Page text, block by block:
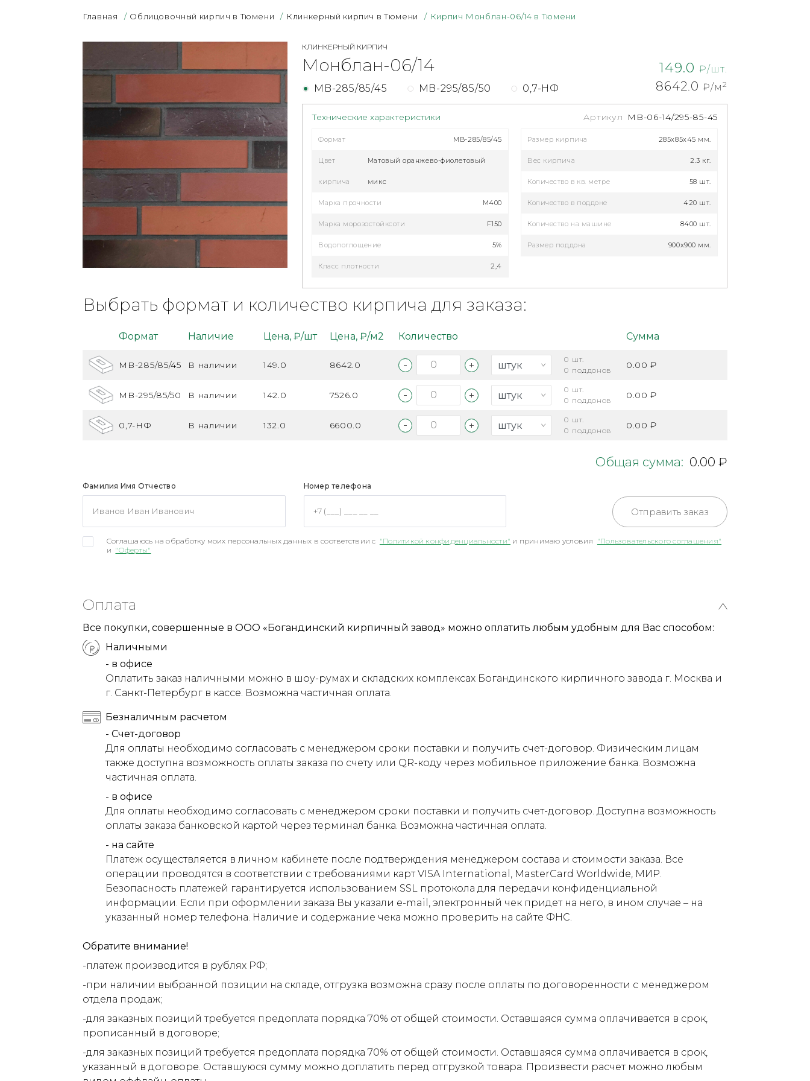
Главная / Облицовочный кирпич в Тюмени / Клинкерный кирпич в Тюмени / Кирпич Монблан-06/14 в Тюмени
КЛИНКЕРНЫЙ КИРПИЧ
Монблан-06/14 149.0 ₽/шт.
8642.0 ₽/м 2
MB-285/85/45 MB-295/85/50 0,7-НФ
Технические характеристики Артикул MB-06-14/295-85-45
Формат MB-285/85/45
Цвет
кирпича
Матовый оранжево-фиолетовый
микс
Марка прочности M400
Марка морозостойксоти F150
Водопоглощение 5%
Класс плотности 2,4
Размер кирпича 285x85x45 мм.
Вес кирпича 2.3 кг.
Количество в кв. метре 58 шт.
Количество в поддоне 420 шт.
Количество на машине 8400 шт.
Размер поддона 900x900 мм.
Выбрать формат и количество кирпича для заказа:
Формат Наличие Цена, ₽/шт Цена, ₽/м2 Количество Сумма
MB-285/85/45 В наличии 149.0 8642.0 0 шт.
0 поддонов 0.00 ₽
MB-295/85/50 В наличии 142.0 7526.0 0 шт.
0 поддонов 0.00 ₽
0,7-НФ В наличии 132.0 6600.0 0 шт.
0 поддонов 0.00 ₽
Общая сумма: 0.00 ₽
Фамилия Имя Отчество Номер телефона
Отправить заказ
Соглашаюсь на обработку моих персональных данных в соответствии с "Политикой конфиденциальности" и принимаю условия "Пользовательского соглашения"
и "Оферты"
Оплата
Все покупки, совершенные в ООО «Богандинский кирпичный завод» можно оплатить любым удобным для Вас способом:
Наличными
- в офисе
Оплатить заказ наличными можно в шоу-румах и складских комплексах Богандинского кирпичного завода г. Москва и
г. Санкт-Петербург в кассе. Возможна частичная оплата.
Безналичным расчетом
- Счет-договор
Для оплаты необходимо согласовать с менеджером сроки поставки и получить счет-договор. Физическим лицам
также доступна возможность оплаты заказа по счету или QR-коду через мобильное приложение банка. Возможна
частичная оплата.
- в офисе
Для оплаты необходимо согласовать с менеджером сроки поставки и получить счет-договор. Доступна возможность
оплаты заказа банковской картой через терминал банка. Возможна частичная оплата.
- на сайте
Платеж осуществляется в личном кабинете после подтверждения менеджером состава и стоимости заказа. Все
операции проводятся в соответствии с требованиями карт VISA International, MasterCard Worldwide, МИР.
Безопасность платежей гарантируется использованием SSL протокола для передачи конфиденциальной
информации. Если при оформлении заказа Вы указали e-mail, электронный чек придет на него, в ином случае – на
указанный номер телефона. Наличие и содержание чека можно проверить на сайте ФНС.
Обратите внимание!
-платеж производится в рублях РФ;
-при наличии выбранной позиции на складе, отгрузка возможна сразу после оплаты по договоренности с менеджером
отдела продаж;
-для заказных позиций требуется предоплата порядка 70% от общей стоимости. Оставшаяся сумма оплачивается в срок,
прописанный в договоре;
-для заказных позиций требуется предоплата порядка 70% от общей стоимости. Оставшаяся сумма оплачивается в срок,
указанный в договоре. Оставшуюся сумму можно доплатить перед отгрузкой товара. Произвести расчет можно любым